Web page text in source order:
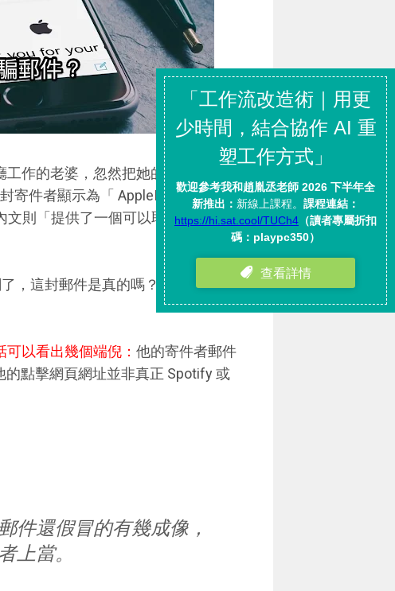
工作的老婆，忽然把她的手機給我
寄件者顯示為「 AppleID 」，標題為
文則「提供了一個可以取消的連
，這封郵件是真的嗎？還是時下常
以看出幾個端倪： 他的寄件者郵件
點擊網頁網址並非真正 Spotify 或
件還假冒的有幾成像，
上當。